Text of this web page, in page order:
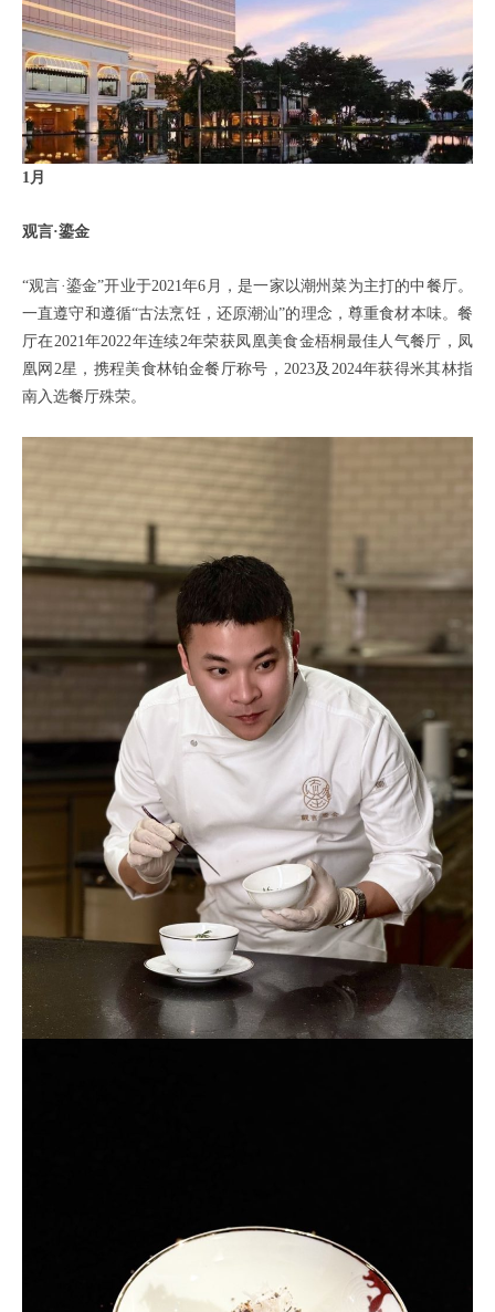
1月
观言·鎏金
“观言·鎏金”开业于2021年6月，是一家以潮州菜为主打的中餐厅。
一直遵守和遵循“古法烹饪，还原潮汕”的理念，尊重食材本味。餐
厅在2021年2022年连续2年荣获凤凰美食金梧桐最佳人气餐厅，凤
凰网2星，携程美食林铂金餐厅称号，2023及2024年获得米其林指
南入选餐厅殊荣。